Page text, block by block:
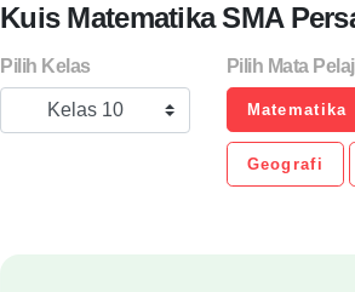
Kuis Matematika SMA
Pilih Kelas
Kelas 10
Pilih Mata
Matematika
Geografi